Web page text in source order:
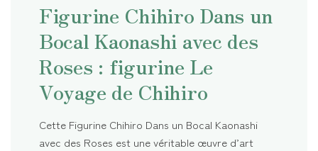
Figurine Chihiro Dans un
Bocal Kaonashi avec des
Roses : figurine Le
Voyage de Chihiro
Cette Figurine Chihiro Dans un Bocal Kaonashi
avec des Roses est une véritable œuvre d’art